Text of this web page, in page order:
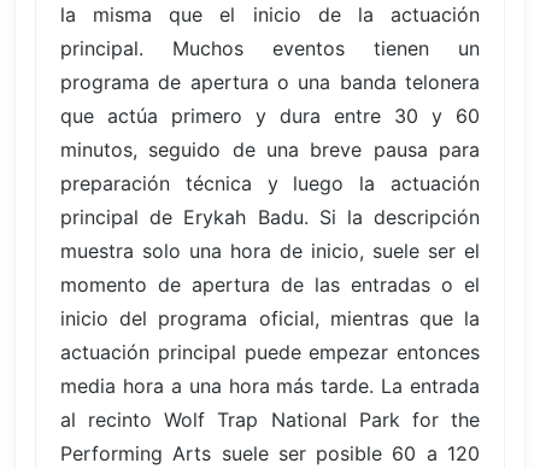
la misma que el inicio de la actuación
principal. Muchos eventos tienen un
programa de apertura o una banda telonera
que actúa primero y dura entre 30 y 60
minutos, seguido de una breve pausa para
preparación técnica y luego la actuación
principal de Erykah Badu. Si la descripción
muestra solo una hora de inicio, suele ser el
momento de apertura de las entradas o el
inicio del programa oficial, mientras que la
actuación principal puede empezar entonces
media hora a una hora más tarde. La entrada
al recinto Wolf Trap National Park for the
Performing Arts suele ser posible 60 a 120